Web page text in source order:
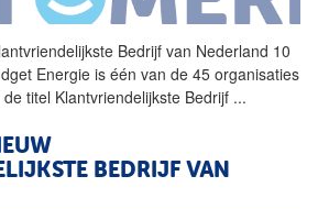
Bedrijf van Nederland 10
Energie is één van de 45 organisaties
titel Klantvriendelijkste Bedrijf ...
BEDRIJF VAN